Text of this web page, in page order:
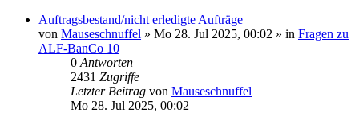
Auftragsbestand/nicht erledigte Aufträge
von Mauseschnuffel » Mo 28. Jul 2025, 00:02 » in Fragen zu
ALF-BanCo 10
0 Antworten
2431 Zugriffe
Letzter Beitrag von Mauseschnuffel
Mo 28. Jul 2025, 00:02